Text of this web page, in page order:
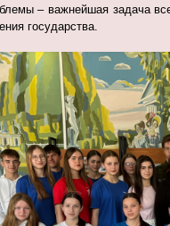
– важнейшая задача
государства.